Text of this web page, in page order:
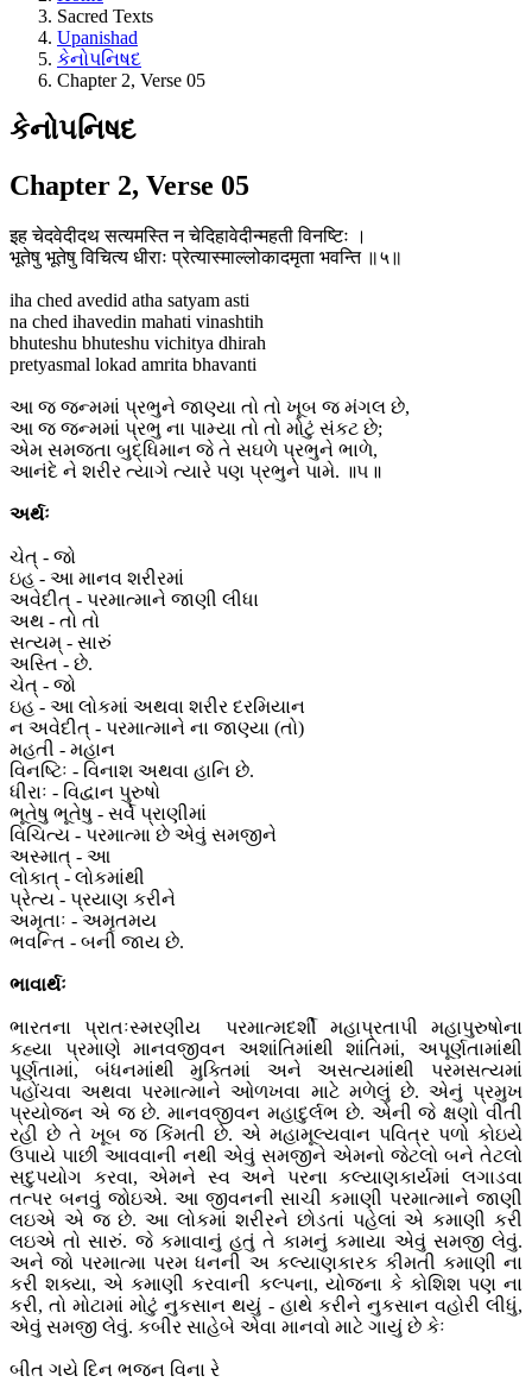
Sacred Texts
Upanishad
કેનોપનિષદ
Chapter 2, Verse 05
કેનોપનિષદ
Chapter 2, Verse 05
इह चेदवेदीदथ सत्यमस्ति न चेदिहावेदीन्महती विनष्टिः ।
भूतेषु भूतेषु विचित्य धीराः प्रेत्यास्माल्लोकादमृता भवन्ति ॥५॥
iha ched avedid atha satyam asti
na ched ihavedin mahati vinashtih
bhuteshu bhuteshu vichitya dhirah
pretyasmal lokad amrita bhavanti
આ જ જન્મમાં પ્રભુને જાણ્યા તો તો ખૂબ જ મંગલ છે,
આ જ જન્મમાં પ્રભુ ના પામ્યા તો તો મોટું સંકટ છે;
એમ સમજતા બુદ્ધિમાન જે તે સઘળે પ્રભુને ભાળે,
આનંદે ને શરીર ત્યાગે ત્યારે પણ પ્રભુને પામે. ॥૫॥
અર્થઃ
ચેત્ - જો
ઇહ - આ માનવ શરીરમાં
અવેદીત્ - પરમાત્માને જાણી લીધા
અથ - તો તો
સત્યમ્ - સારું
અસ્તિ - છે.
ચેત્ - જો
ઇહ - આ લોકમાં અથવા શરીર દરમિયાન
ન અવેદીત્ - પરમાત્માને ના જાણ્યા (તો)
મહતી - મહાન
વિનષ્ટિઃ - વિનાશ અથવા હાનિ છે.
ધીરાઃ - વિદ્વાન પુરુષો
ભૂતેષુ ભૂતેષુ - સર્વે પ્રાણીમાં
વિચિત્ય - પરમાત્મા છે એવું સમજીને
અસ્માત્ - આ
લોકાત્ - લોકમાંથી
પ્રેત્ય - પ્રયાણ કરીને
અમૃતાઃ - અમૃતમય
ભવન્તિ - બની જાય છે.
ભાવાર્થઃ
ભારતના પ્રાતઃસ્મરણીય પરમાત્મદર્શી મહાપ્રતાપી મહાપુરુષોના
કહ્યા પ્રમાણે માનવજીવન અશાંતિમાંથી શાંતિમાં, અપૂર્ણતામાંથી
પૂર્ણતામાં, બંધનમાંથી મુક્તિમાં અને અસત્યમાંથી પરમસત્યમાં
પહોંચવા અથવા પરમાત્માને ઓળખવા માટે મળેલું છે. એનું પ્રમુખ
પ્રયોજન એ જ છે. માનવજીવન મહાદુર્લભ છે. એની જે ક્ષણો વીતી
રહી છે તે ખૂબ જ કિંમતી છે. એ મહામૂલ્યવાન પવિત્ર પળો કોઇયે
ઉપાયે પાછી આવવાની નથી એવું સમજીને એમનો જેટલો બને તેટલો
સદુપયોગ કરવા, એમને સ્વ અને પરના કલ્યાણકાર્યમાં લગાડવા
તત્પર બનવું જોઇએ. આ જીવનની સાચી કમાણી પરમાત્માને જાણી
લઇએ એ જ છે. આ લોકમાં શરીરને છોડતાં પહેલાં એ કમાણી કરી
લઇએ તો સારું. જે કમાવાનું હતું તે કામનું કમાયા એવું સમજી લેવું.
અને જો પરમાત્મા પરમ ધનની અ કલ્યાણકારક કીમતી કમાણી ના
કરી શક્યા, એ કમાણી કરવાની કલ્પના, યોજના કે કોશિશ પણ ના
કરી, તો મોટામાં મોટું નુકસાન થયું - હાથે કરીને નુકસાન વહોરી લીધું,
એવું સમજી લેવું. કબીર સાહેબે એવા માનવો માટે ગાયું છે કેઃ
બીત ગયે દિન ભજન વિના રે